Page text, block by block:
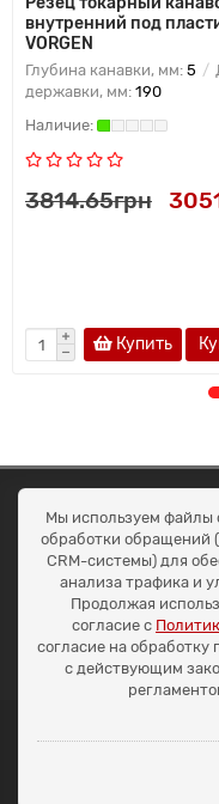
внутренний под
VORGEN
Глубина канавки, мм: 5
державки, мм: 190
3814.65грн
Купить
ОКЕАН ТРЕЙД
Договір публичної
Доставка та оплата
Наші контакти
Умови повернення
+38 (099) 452-20-02
+38 (098) 492-20-02
office@ocean.biz.ua
Мы используем файлы
обработки обращений
CRM-системы) для
анализа трафика и
Продолжая
согласие с
согласие на обработку
с действующим